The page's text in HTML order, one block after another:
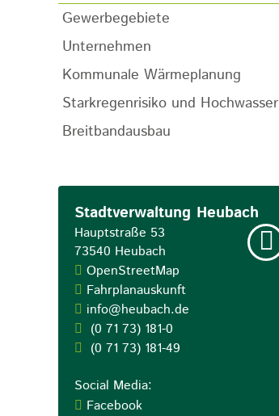
Gewerbegebiete
Unternehmen
Kommunale Wärmeplanung
Starkregenrisiko und Hochwasser
Breitbandausbau
Stadtverwaltung Heubach
Hauptstraße 53
73540 Heubach
OpenStreetMap
Fahrplanauskunft
info@heubach.de
(0 71 73) 181-0
(0 71 73) 181-49
Social Media:
Facebook